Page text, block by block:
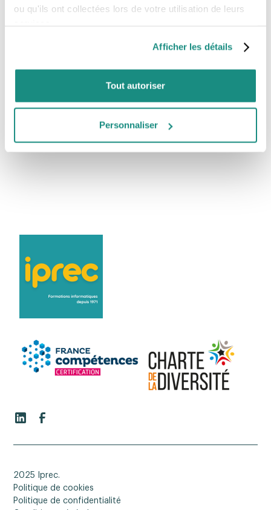
ou qu'ils ont collectées lors de votre utilisation de leurs
Afficher les détails
Tout autoriser
Personnaliser
Une occasion supplémentaire -gratuite-
https://lnkd.in/e4bH6bHh
2025 Iprec.
Politique de cookies
Politique de confidentialité